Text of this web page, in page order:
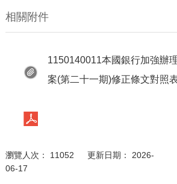
相關附件
1150140011本國銀行加強辦
案(第二十一期)修正條文對照
瀏覽人次： 11052 更新日期： 2026-
06-17